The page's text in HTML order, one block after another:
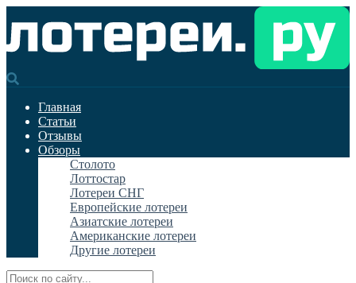
Главная
Статьи
Отзывы
Обзоры
Столото
Лоттостар
Лотереи СНГ
Европейские лотереи
Азиатские лотереи
Американские лотереи
Другие лотереи